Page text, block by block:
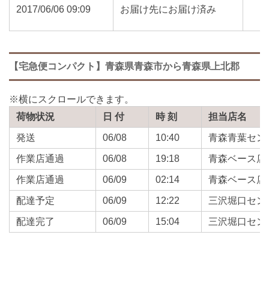
2017/06/06 09:09 お届け先にお届け済み
【宅急便コンパクト】青森県青森市から青森県上北郡
荷物状況 日 付 時 刻 担当店名
発送 06/08 10:40 青森青葉セン
作業店通過 06/08 19:18 青森ベース店
作業店通過 06/09 02:14 青森ベース店
配達予定 06/09 12:22 三沢堀口セン
配達完了 06/09 15:04 三沢堀口セン